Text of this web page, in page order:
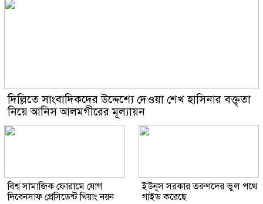
দিল্লিতে সাংবাদিকদের উদ্দেশ্যে দেওয়া শেখ হাসিনার বক্তৃতা
নিয়ে আনিস আলমগীরের মূল্যায়ন
বিশ্ব সামাজিক ফোরামে যোগ
দিবেনসাফ প্রেসিডেন্ট খিয়াং নয়ন
ইউনূস সরকার তরুণদের ভুল পথে
গাইড করেছে